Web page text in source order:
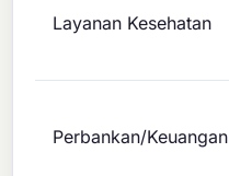
Layanan Kesehatan
Perbankan/Keuangan